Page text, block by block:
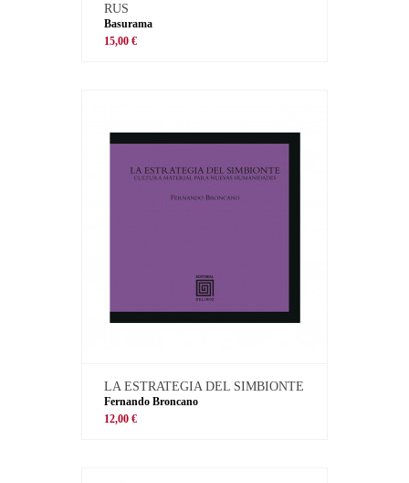
RUS
Basurama
15,00 €
LA ESTRATEGIA DEL SIMBIONTE
Fernando Broncano
12,00 €